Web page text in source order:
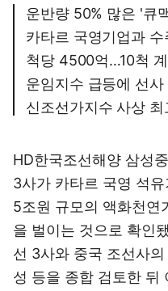
운반량 50% 많은 '큐
카타르 국영기업과 수
척당 4500억…10척
운임지수 급등에 선사
신조선가지수 사상
HD한국조선해양 삼성
3사가 카타르 국영 석
5조원 규모의 액화천연
을 벌이는 것으로 확인
선 3사와 중국 조선사
성 등을 종합 검토한 뒤